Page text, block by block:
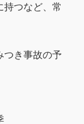
持つなど、常
つき事故の予